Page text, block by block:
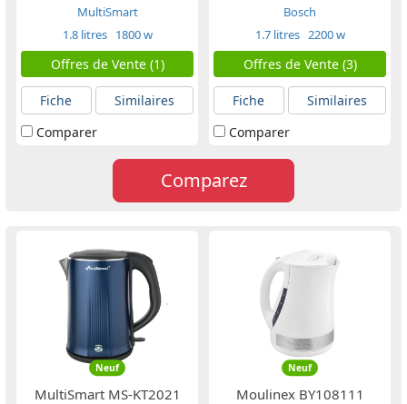
MultiSmart
1.8 litres 1800 w
Offres de Vente (1)
Fiche
Similaires
Comparer
Bosch
1.7 litres 2200 w
Offres de Vente (3)
Fiche
Similaires
Comparer
Comparez
Neuf
MultiSmart MS-KT2021
Neuf
Moulinex BY108111